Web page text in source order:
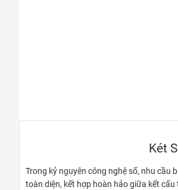
Két
Trong kỷ nguyên công nghệ số, nhu cầu
toàn diện, kết hợp hoàn hảo giữa kết